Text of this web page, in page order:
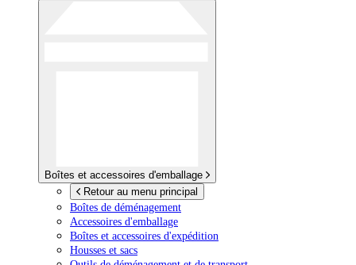
Boîtes et accessoires d'emballage
Retour au menu principal
Boîtes de déménagement
Accessoires d'emballage
Boîtes et accessoires d'expédition
Housses et sacs